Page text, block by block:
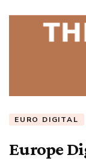
EURO DIGITAL
Europe